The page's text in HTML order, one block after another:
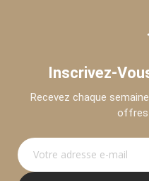
Inscrivez-
Recevez chaque
offres